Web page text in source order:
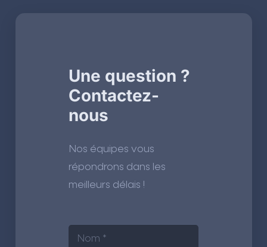
Une question ?
Contactez-
nous
Nos équipes vous
répondrons dans les
meilleurs délais !